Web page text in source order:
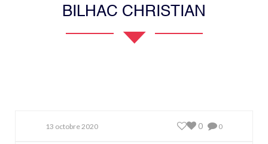
BILHAC CHRISTIAN
13 octobre 2020 0
0